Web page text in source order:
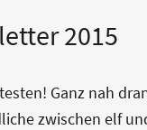
2015
Ganz nah
zwischen elf